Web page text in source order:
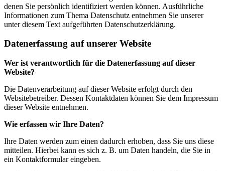
denen Sie persönlich identifiziert werden können. Ausführliche
Informationen zum Thema Datenschutz entnehmen Sie unserer
unter diesem Text aufgeführten Datenschutzerklärung.
Datenerfassung auf unserer Website
Wer ist verantwortlich für die Datenerfassung auf dieser
Website?
Die Datenverarbeitung auf dieser Website erfolgt durch den
Websitebetreiber. Dessen Kontaktdaten können Sie dem Impressum
dieser Website entnehmen.
Wie erfassen wir Ihre Daten?
Ihre Daten werden zum einen dadurch erhoben, dass Sie uns diese
mitteilen. Hierbei kann es sich z. B. um Daten handeln, die Sie in
ein Kontaktformular eingeben.